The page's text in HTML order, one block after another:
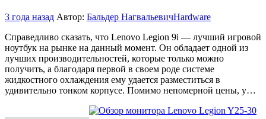
3 года назад Автор: Бальдер НагвальевичHardware
Справедливо сказать, что Lenovo Legion 9i — лучший игровой
ноутбук на рынке на данный момент. Он обладает одной из
лучших производительностей, которые только можно
получить, а благодаря первой в своем роде системе
жидкостного охлаждения ему удается разместиться в
удивительно тонком корпусе. Помимо непомерной цены, у…